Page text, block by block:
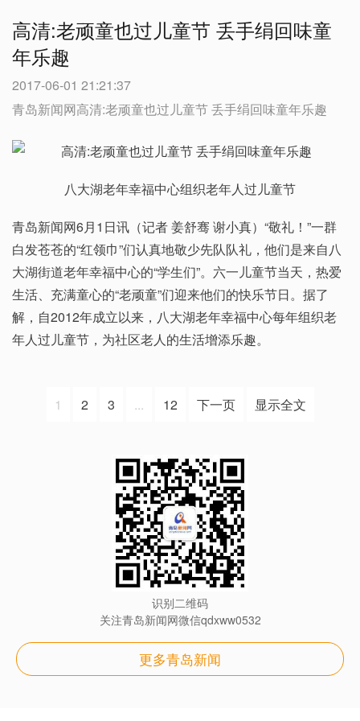
高清:老顽童也过儿童节 丢手绢回味童
年乐趣
2017-06-01 21:21:37
青岛新闻网高清:老顽童也过儿童节 丢手绢回味童年乐趣
八大湖老年幸福中心组织老年人过儿童节
青岛新闻网6月1日讯（记者 姜舒骞 谢小真）“敬礼！”一群
白发苍苍的“红领巾”们认真地敬少先队队礼，他们是来自八
大湖街道老年幸福中心的“学生们”。六一儿童节当天，热爱
生活、充满童心的“老顽童”们迎来他们的快乐节日。据了
解，自2012年成立以来，八大湖老年幸福中心每年组织老
年人过儿童节，为社区老人的生活增添乐趣。
1 2 3 ... 12 下一页 显示全文
识别二维码
关注青岛新闻网微信qdxww0532
更多青岛新闻